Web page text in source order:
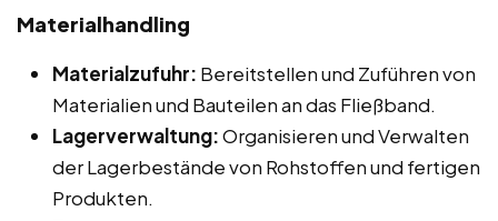
Materialhandling
Materialzufuhr: Bereitstellen und Zuführen von
Materialien und Bauteilen an das Fließband.
Lagerverwaltung:Organisieren und Verwalten
der Lagerbestände von Rohstoffen und fertigen
Produkten.